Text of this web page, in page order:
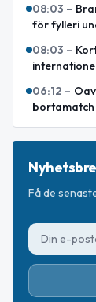
08:03 –
för fylleri
08:03 –
06:12 –
bortamatch
Få de